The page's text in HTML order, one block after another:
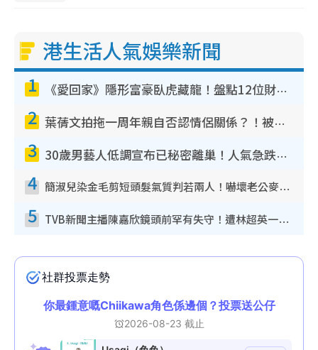
港生活人氣娛樂新聞
1 《愛回家》隱形富豪臥虎藏龍！盤點12位財氣逼人的有錢藝人：呢位靚女3億身家唔憂做
2 葉蒨文拍拖一周年親自否認情侶關係？！被質疑感情造假竟稱GM「普通同事」
3 30歲男藝人低調宣布已秘密離巢！人氣急跌變失蹤人口︰「這幾年過得並不容易」
4 簡淑兒染金毛剪短頭髮氣質判若兩人！嚇壞老公麥大力都認唔出：「你做咩事？」
5 TVB新聞主播陳嘉欣鏡頭前罕有失守！遭林超英一句說話突襲嚇親當場大笑